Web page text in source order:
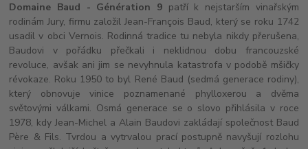
Domaine Baud - Génération 9patří k nejstarším vinařským
rodinám Jury, firmu založil Jean-François Baud, který se roku 1742
usadil v obci Vernois. Rodinná tradice tu nebyla nikdy přerušena,
Baudovi v pořádku přečkali i neklidnou dobu francouzské
revoluce, avšak ani jim se nevyhnula katastrofa v podobě mšičky
révokaze. Roku 1950 to byl René Baud (sedmá generace rodiny),
který obnovuje vinice poznamenané phylloxerou a dvěma
světovými válkami. Osmá generace se o slovo přihlásila v roce
1978, kdy Jean-Michel a Alain Baudovi zakládají společnost Baud
Père & Fils. Tvrdou a vytrvalou prací postupně navyšují rozlohu